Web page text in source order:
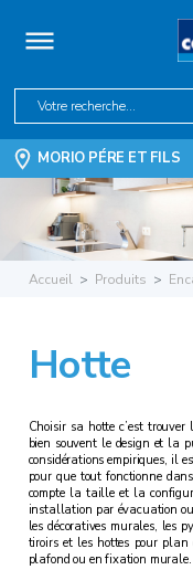
MORIO PÉRE ET FILS
Accueil Produits
Hotte
Choisir sa hotte c’est
bien souvent le design et la
considérations empiriques, il
pour que tout fonctionne
compte la taille et la
installation par évacuation
les décoratives murales, les
tiroirs et les hottes pour
plafond ou en fixation murale.